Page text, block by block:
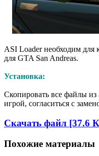
ASI Loader необходим для
для GTA San Andreas.
Установка:
Скопировать все файлы из
игрой, согласиться с
Скачать файл [37.6
Похожие материалы